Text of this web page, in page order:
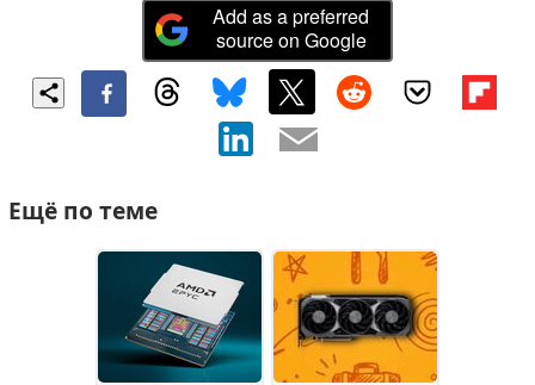
Add as a preferred
source on Google
Ещё по теме